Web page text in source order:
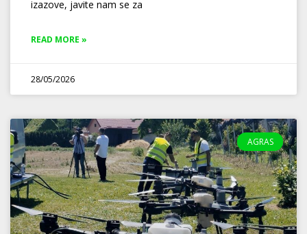
izazove, javite nam se za
READ MORE »
28/05/2026
AGRAS